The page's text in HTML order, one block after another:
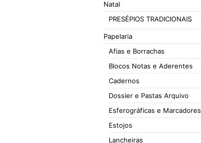
Natal
PRESÉPIOS TRADICIONAIS
Papelaria
Afias e Borrachas
Blocos Notas e Aderentes
Cadernos
Dossier e Pastas Arquivo
Esferográficas e Marcadores
Estojos
Lancheiras